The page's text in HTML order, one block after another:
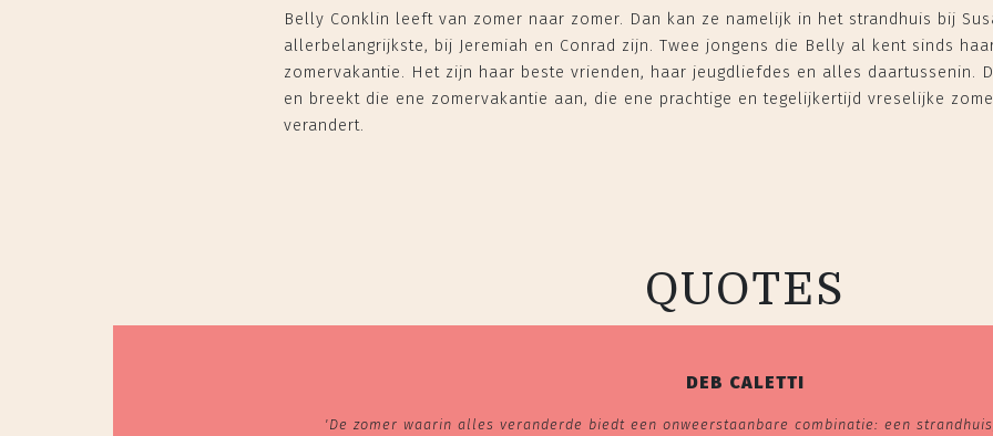
Belly Conklin leeft van zomer naar zomer. Dan kan ze namelijk in het strandhuis bij
allerbelangrijkste, bij Jeremiah en Conrad zijn. Twee jongens die Belly al kent sinds
zomervakantie. Het zijn haar beste vrienden, haar jeugdliefdes en alles daartussenin.
en breekt die ene zomervakantie aan, die ene prachtige en tegelijkertijd vreselijke
verandert.
QUOTES
DEB CALETTI
'De zomer waarin alles veranderde biedt een onweerstaanbare combinatie: een